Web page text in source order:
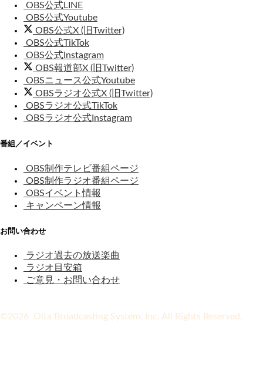
OBS公式LINE
OBS公式Youtube
OBS公式X (旧Twitter)
OBS公式TikTok
OBS公式Instagram
OBS報道部X (旧Twitter)
OBSニュース公式Youtube
OBSラジオ公式X (旧Twitter)
OBSラジオ公式TikTok
OBSラジオ公式Instagram
番組／イベント
OBS制作テレビ番組ページ
OBS制作ラジオ番組ページ
OBSイベント情報
キャンペーン情報
お問い合わせ
ラジオ過去の放送楽曲
ラジオ目安箱
ご意見・お問い合わせ
©2026 Oita Broadcasting System, Inc. All Rights Reserved.